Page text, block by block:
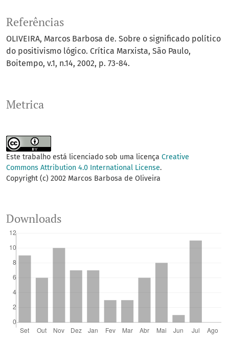
Metrica
Referências
OLIVEIRA, Marcos Barbosa de. Sobre o significado político
do positivismo lógico. Crítica Marxista, São Paulo,
Boitempo, v.1, n.14, 2002, p. 73-84.
Este trabalho está licenciado sob uma licença Creative
Commons Attribution 4.0 International License.
Copyright (c) 2002 Marcos Barbosa de Oliveira
Downloads